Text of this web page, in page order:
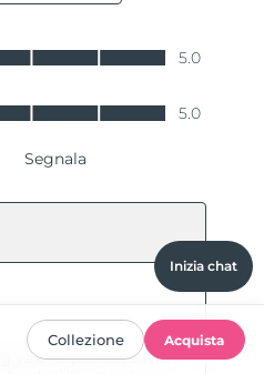
Inizia chat
Collezione Acquista